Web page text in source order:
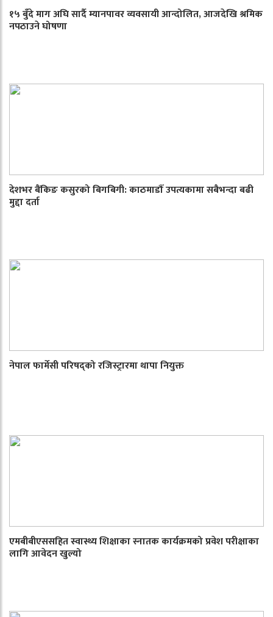
१५ बुँदे माग अघि सार्दै म्यानपावर व्यवसायी आन्दोलित, आजदेखि श्रमिक
नपठाउने घोषणा
देशभर बैंकिङ कसुरको बिगबिगी: काठमाडौँ उपत्यकामा सबैभन्दा बढी
मुद्दा दर्ता
नेपाल फार्मेसी परिषद्को रजिस्ट्रारमा थापा नियुक्त
एमबीबीएससहित स्वास्थ्य शिक्षाका स्नातक कार्यक्रमको प्रवेश परीक्षाका
लागि आवेदन खुल्यो